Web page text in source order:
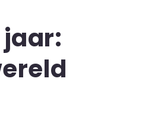
jaar: